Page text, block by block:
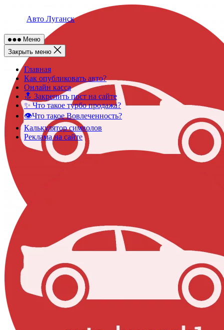
Авто Луганск
Меню
Закрыть меню
Главная
Как опубликовать авто?
Онлайн касса
🔝 Закрепить пост на сайте
✨ Что такое турбо продажа?
👁️Что такое Вовлеченность?
Калькулятор символов
Реклама на сайте